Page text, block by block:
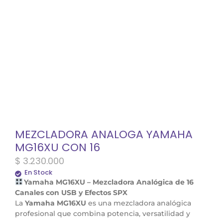
MEZCLADORA ANALOGA YAMAHA
MG16XU CON 16
$ 3.230.000
En Stock
Yamaha MG16XU – Mezcladora Analógica de 16
Canales con USB y Efectos SPX
La Yamaha MG16XU es una mezcladora analógica
profesional que combina potencia, versatilidad y